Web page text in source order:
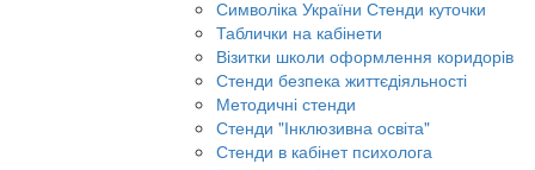
Символіка України Стенди куточки
Таблички на кабінети
Візитки школи оформлення коридорів
Стенди безпека життєдіяльності
Методичні стенди
Стенди "Інклюзивна освіта"
Стенди в кабінет психолога